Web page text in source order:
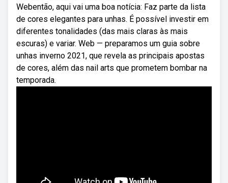
Webentão, aqui vai uma boa notícia: Faz parte da lista
de cores elegantes para unhas. É possível investir em
diferentes tonalidades (das mais claras às mais
escuras) e variar. Web — preparamos um guia sobre
unhas inverno 2021, que revela as principais apostas
de cores, além das nail arts que prometem bombar na
temporada.